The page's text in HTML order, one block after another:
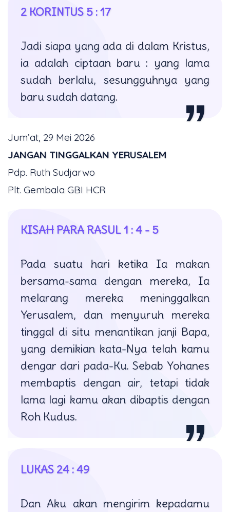
2 KORINTUS 5 : 17
Jadi siapa yang ada di dalam Kristus,
ia adalah ciptaan baru : yang lama
sudah berlalu, sesungguhnya yang
baru sudah datang.
Jum’at, 29 Mei 2026
JANGAN TINGGALKAN YERUSALEM
Pdp. Ruth Sudjarwo
Plt. Gembala GBI HCR
KISAH PARA RASUL 1 : 4 - 5
Pada suatu hari ketika Ia makan
bersama-sama dengan mereka, Ia
melarang mereka meninggalkan
Yerusalem, dan menyuruh mereka
tinggal di situ menantikan janji Bapa,
yang demikian kata-Nya telah kamu
dengar dari pada-Ku. Sebab Yohanes
membaptis dengan air, tetapi tidak
lama lagi kamu akan dibaptis dengan
Roh Kudus.
LUKAS 24 : 49
Dan Aku akan mengirim kepadamu